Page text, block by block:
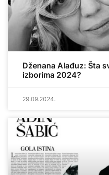
Dženana Alađuz: Šta
izborima 2024?
29.09.2024.